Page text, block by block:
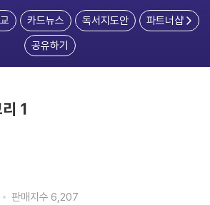
카드뉴스 독서지도안
파트너샵
공유하기
1
판매지수 6,207